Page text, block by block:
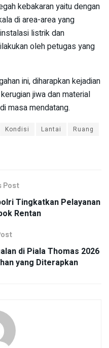
kebakaran yaitu dengan
di area-area yang
listrik dan
oleh petugas yang
ini, diharapkan kejadian
jiwa dan material
masa mendatang.
Kondisi Lantai
Ruang
Post
Tingkatkan Pelayanan
Rentan
di Piala Thomas 2026
yang Diterapkan